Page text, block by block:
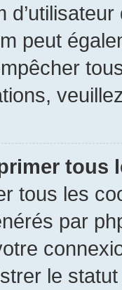
peut
tous
tous les
par
le